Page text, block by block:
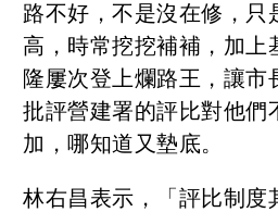
路不好，不是沒在修，只
高，時常挖挖補補，加上
隆屢次登上爛路王，讓市
批評營建署的評比對他們
加，哪知道又墊底。
林右昌表示，「評比制度